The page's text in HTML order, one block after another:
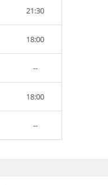
21:30
18:00
--
18:00
--